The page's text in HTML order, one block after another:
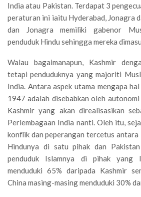
India atau Pakistan. Terdapat 3
peraturan ini iaitu Hyderabad, Jonagra
dan Jonagra memiliki gabenor
penduduk Hindu sehingga mereka
Walau bagaimanapun, Kashmir
tetapi penduduknya yang majoriti
India. Antara aspek utama mengapa
1947 adalah disebabkan oleh
Kashmir yang akan direalisasikan
Perlembagaan India nanti. Oleh itu,
konflik dan peperangan tercetus antara
Hindunya di satu pihak dan
penduduk Islamnya di pihak yang
menduduki 65% daripada Kashmir
China masing-masing menduduki 30%